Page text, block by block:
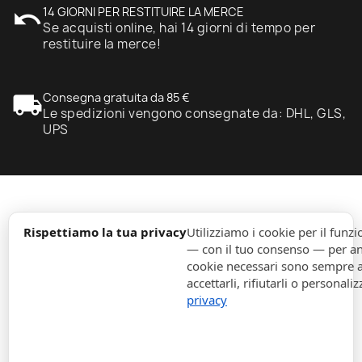
Rispettiamo la tua privacyUtilizziamo i cookie per il
— con il tuo consenso — per
cookie necessari sono
accettarli, rifiutarli o
privacy
undo14 GIORNI PER RESTITUIRE LA MERCE
Se acquisti online, hai 14 giorni di tempo per
restituire la merce!
local_shippingConsegna gratuita da 85 €
Le spedizioni vengono consegnate da: DHL, GLS,
UPS
expand_more
expand_more